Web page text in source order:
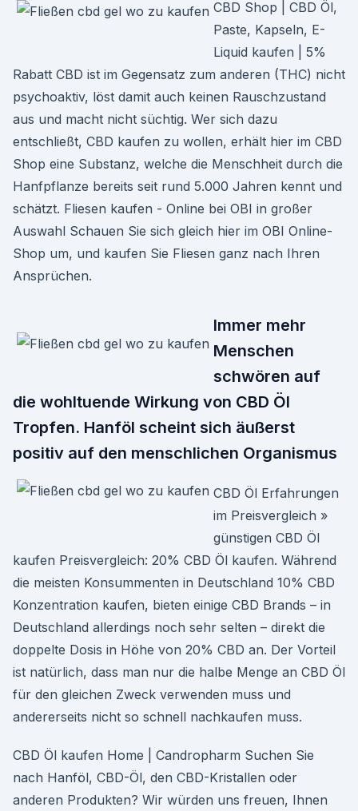
CBD Shop | CBD Öl,
Paste, Kapseln, E-
Liquid kaufen | 5%
Rabatt CBD ist im Gegensatz zum anderen (THC) nicht
psychoaktiv, löst damit auch keinen Rauschzustand
aus und macht nicht süchtig. Wer sich dazu
entschließt, CBD kaufen zu wollen, erhält hier im CBD
Shop eine Substanz, welche die Menschheit durch die
Hanfpflanze bereits seit rund 5.000 Jahren kennt und
schätzt. Fliesen kaufen - Online bei OBI in großer
Auswahl Schauen Sie sich gleich hier im OBI Online-
Shop um, und kaufen Sie Fliesen ganz nach Ihren
Ansprüchen.
Immer mehr
Menschen
schwören auf
die wohltuende Wirkung von CBD Öl
Tropfen. Hanföl scheint sich äußerst
positiv auf den menschlichen Organismus
CBD Öl Erfahrungen
im Preisvergleich »
günstigen CBD Öl
kaufen Preisvergleich: 20% CBD Öl kaufen. Während
die meisten Konsummenten in Deutschland 10% CBD
Konzentration kaufen, bieten einige CBD Brands – in
Deutschland allerdings noch sehr selten – direkt die
doppelte Dosis in Höhe von 20% CBD an. Der Vorteil
ist natürlich, dass man nur die halbe Menge an CBD Öl
für den gleichen Zweck verwenden muss und
andererseits nicht so schnell nachkaufen muss.
CBD Öl kaufen Home | Candropharm Suchen Sie
nach Hanföl, CBD-Öl, den CBD-Kristallen oder
anderen Produkten? Wir würden uns freuen, Ihnen